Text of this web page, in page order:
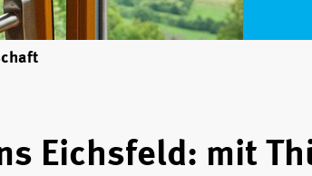
Eichsfeld: mit